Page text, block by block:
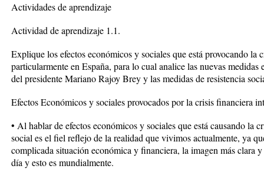
Actividades de aprendizaje
Actividad de aprendizaje 1.1.
Explique los efectos económicos y sociales que está provocando la
particularmente en España, para lo cual analice las nuevas
del presidente Mariano Rajoy Brey y las medidas de resistencia
Efectos Económicos y sociales provocados por la crisis financiera
• Al hablar de efectos económicos y sociales que está causando la
social es el fiel reflejo de la realidad que vivimos actualmente, ya
complicada situación económica y financiera, la imagen más clara
día y esto es mundialmente.